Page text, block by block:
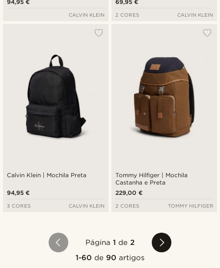
94,95 €
CALVIN KLEIN
69,95 €
2 CORES CALVIN KLEIN
Calvin Klein | Mochila Preta
94,95 €
3 CORES CALVIN KLEIN
Tommy Hilfiger | Mochila
Castanha e Preta
229,00 €
2 CORES TOMMY HILFIGER
Página 1 de2
1-60 de 90 artigos